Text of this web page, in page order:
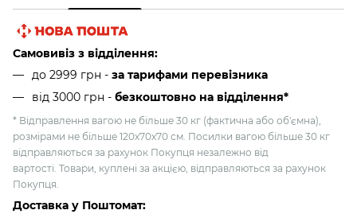
Самовивіз з відділення:
до 2999 грн - за тарифами перевізника
від 3000 грн - безкоштовно на відділення*
* Відправлення вагою не більше 30 кг (фактична або об'ємна),
розмірами не більше 120х70х70 см. Посилки вагою більше 30 кг
відправляються за рахунок Покупця незалежно від
вартості. Товари, куплені за акцією, відправляються за рахунок
Покупця.
Доставка у Поштомат: